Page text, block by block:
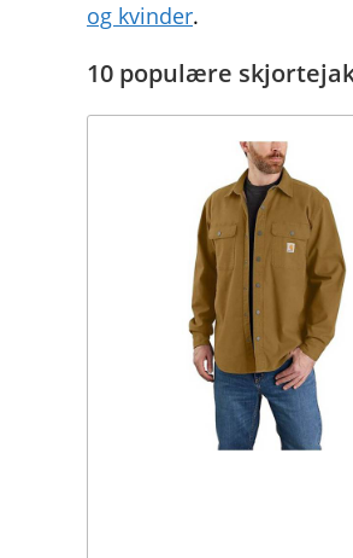
og kvinder.
10 populære